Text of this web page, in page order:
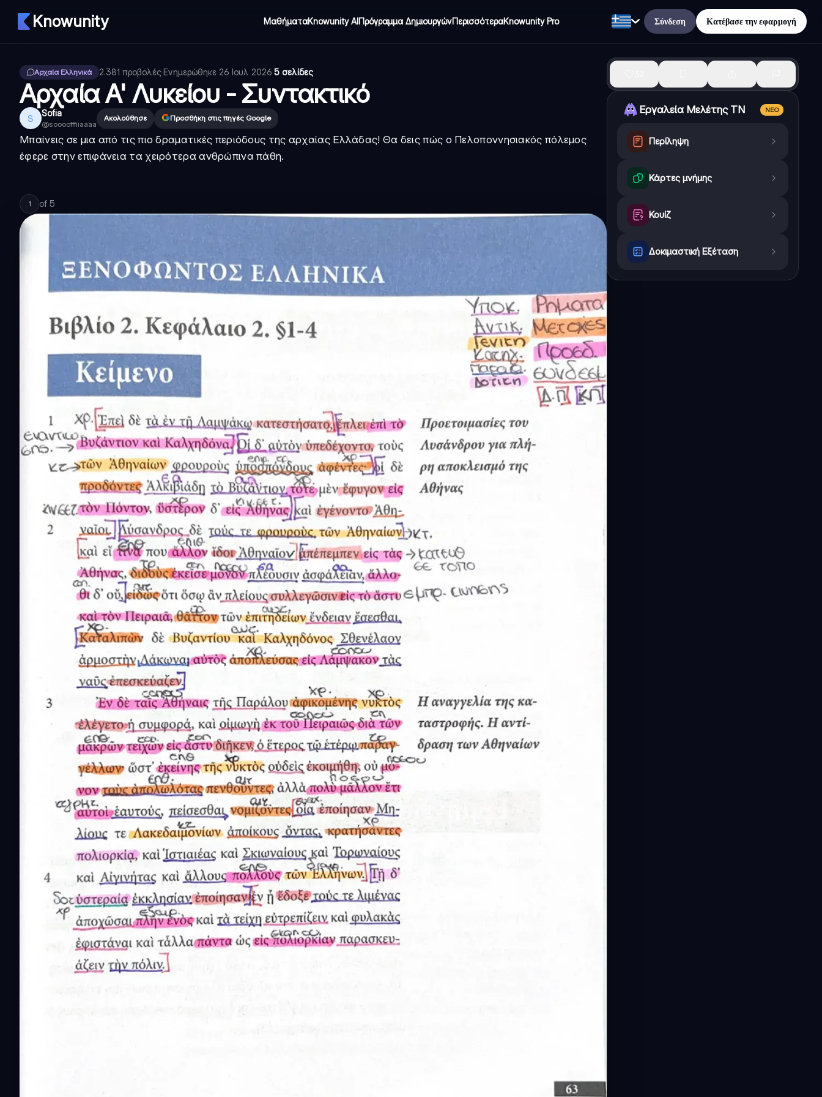
Knowunity ΜαθήματαKnowunity AIΠρόγραμμα ΔημιουργώνΠερισσότεραKnowunity Pro Σύνδεση Κατέβασε την εφαρμογή
Αρχαία Ελληνικά 2.381 προβολές·Ενημερώθηκε 26 Ιουλ 2026·5 σελίδες
Αρχαία Α' Λυκείου - Συντακτικό
S Sofia
@soooofffiiaaaa
Ακολούθησε Προσθήκη στις πηγές Google
Μπαίνεις σε μια από τις πιο δραματικές περιόδους της αρχαίας Ελλάδας! Θα δεις πώς ο Πελοποννησιακός πόλεμος
έφερε στην επιφάνεια τα χειρότερα ανθρώπινα πάθη.
1 of 5
Εργαλεία Μελέτης ΤΝ ΝΈΟ
Περίληψη
Κάρτες μνήμης
Κουίζ
Δοκιμαστική Εξέταση